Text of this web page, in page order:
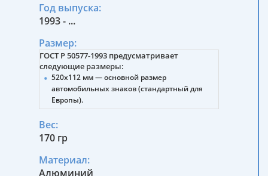
тип 3 (тракторы)
тип 4А (снегоболотоходы, мотовездеходы)
тип 4Б (мопеды)
5 (военные машины)
6 (военные автомобильные прицепы,
7 (военные тракторы, спецтехника)
9 (дипломатические)
Год выпуска:
1993 - ...
Размер:
ГОСТ Р 50577-1993 предусматривает
следующие размеры:
520х112 мм — основной размер
автомобильных знаков (стандартный для
Европы).
строительных машин, прицепов.
245х185 мм — для мотоциклов, мотороллеров,
мопедов.
Вес:
170 гр
Материал:
Алюминий